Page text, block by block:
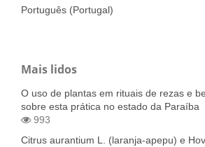
Português (Portugal)
Mais lidos
O uso de plantas em rituais de rezas e
sobre esta prática no estado da Paraíba
993
Citrus aurantium L. (laranja-apepu) e